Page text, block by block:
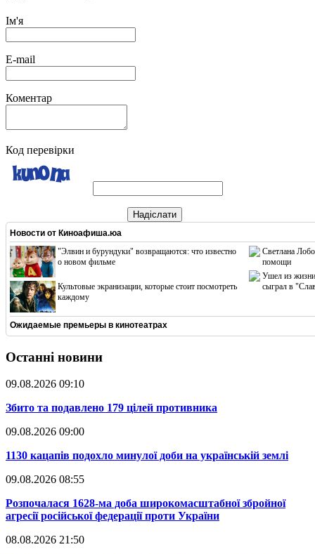
Ім'я
E-mail
Коментар
Код перевірки
Надіслати
Новости от Киноафиша.юа
"Элвин и бурундуки" возвращаются: что известно
о новом фильме
Культовые экранизации, которые стоит посмотреть
каждому
Светлана
помощи
Ушел из жизни
сыграл в
Ожидаемые премьеры в кинотеатрах
Останні новини
09.08.2026 09:10
​Збито та подавлено 179 цілей противника
09.08.2026 09:00
​1130 кацапів подохло минулої доби на українській землі
09.08.2026 08:55
​Розпочалася 1628-ма доба широкомасштабної збройної
агресії російської федерації проти України
08.08.2026 21:50